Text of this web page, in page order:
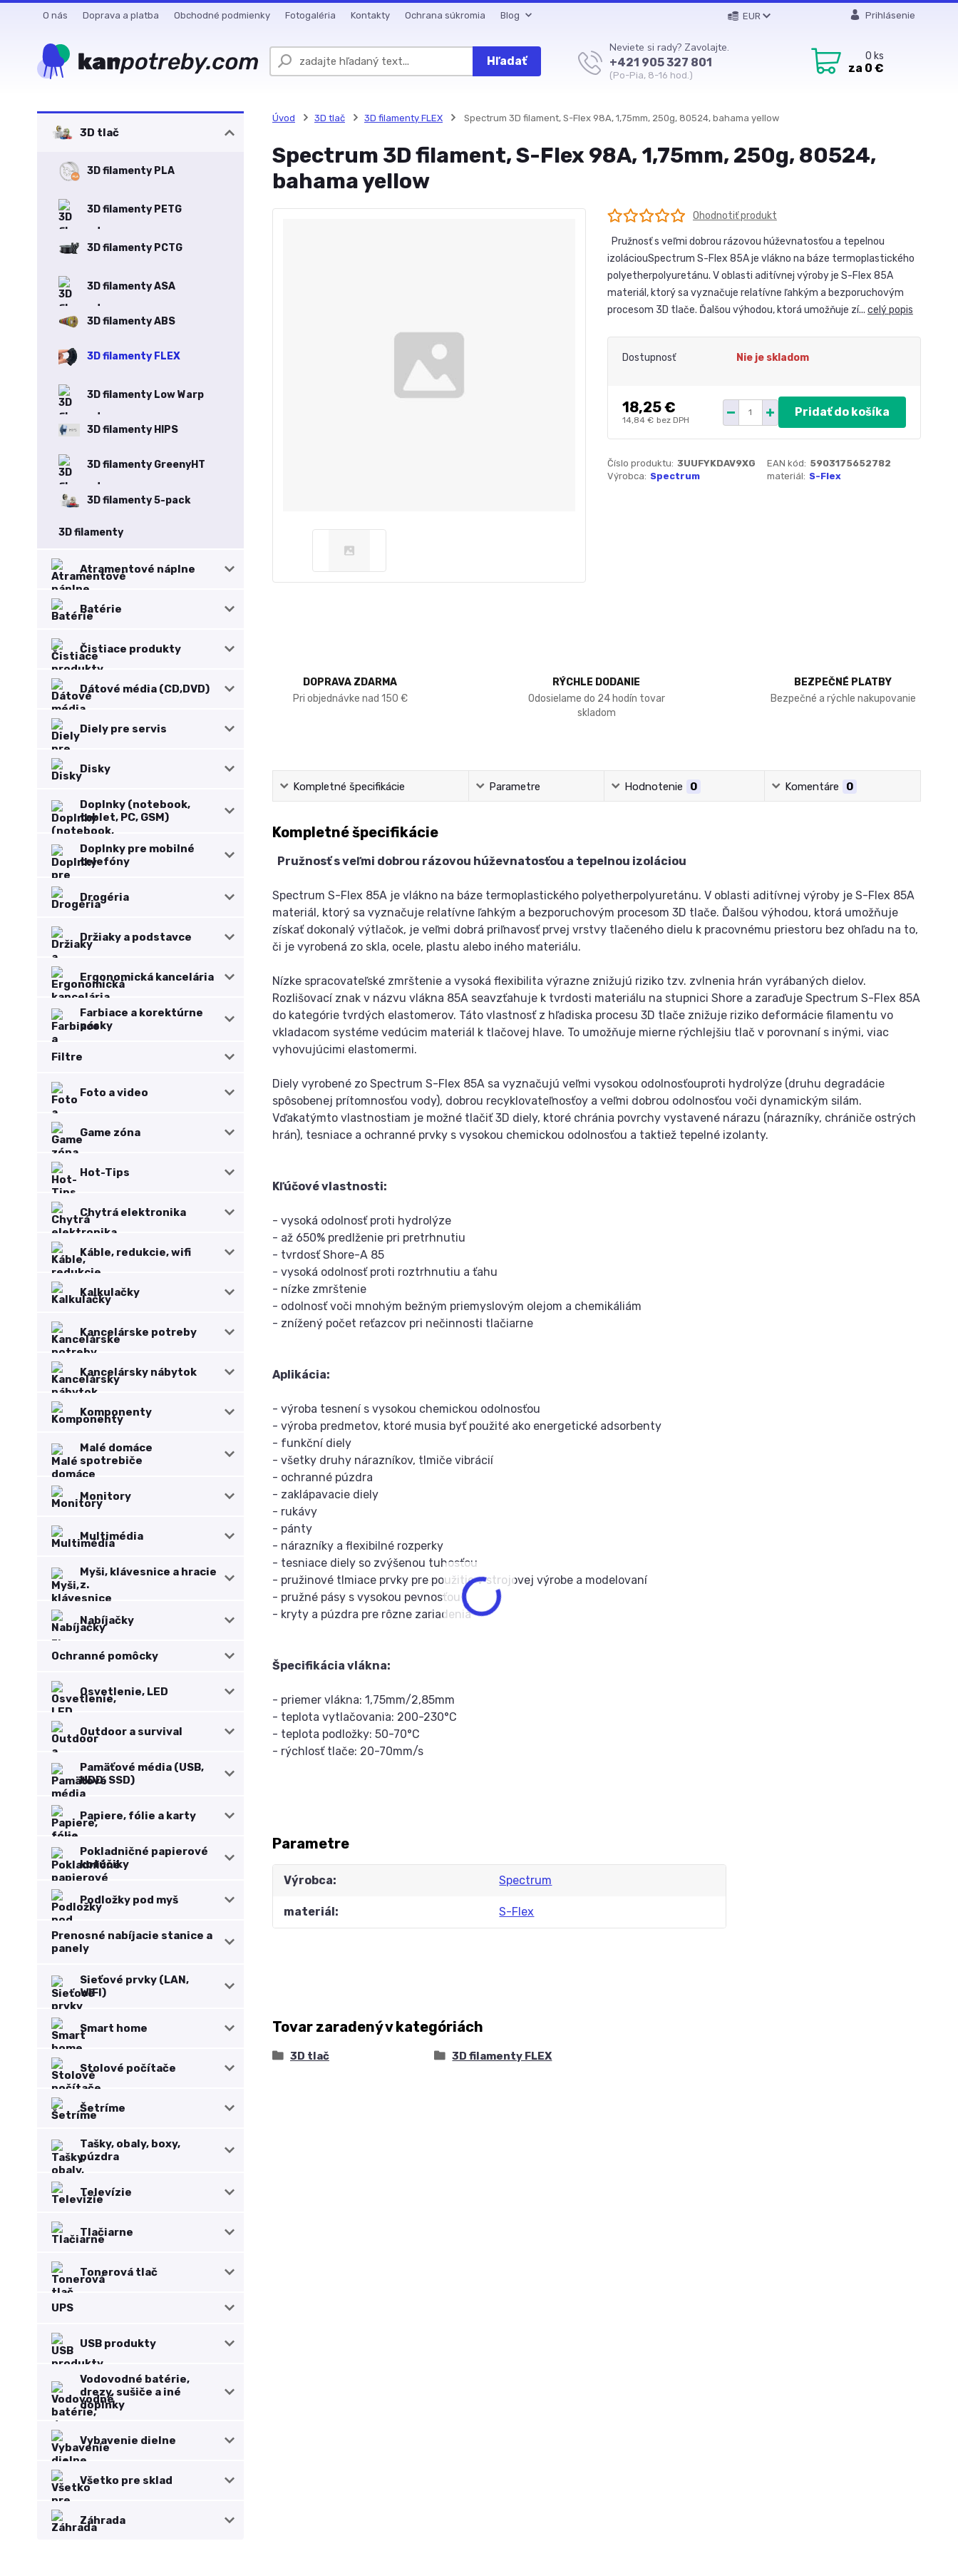
O nás Doprava a platba Obchodné podmienky Fotogaléria Kontakty Ochrana súkromia Blog EUR Prihlásenie
Hľadať
Neviete si rady? Zavolajte.
+421 905 327 801
(Po-Pia, 8-16 hod.)
0 ks
za 0 €
3D tlač
3D filamenty PLA
3D filamenty PETG
3D filamenty PCTG
3D filamenty ASA
3D filamenty ABS
3D filamenty FLEX
3D filamenty Low Warp
3D filamenty HIPS
3D filamenty GreenyHT
3D filamenty 5-pack
3D filamenty
Atramentové náplne
Batérie
Čistiace produkty
Dátové média (CD,DVD)
Diely pre servis
Disky
Doplnky (notebook,
tablet, PC, GSM)
Doplnky pre mobilné
telefóny
Drogéria
Držiaky a podstavce
Ergonomická kancelária
Farbiace a korektúrne
pásky
Filtre
Foto a video
Game zóna
Hot-Tips
Chytrá elektronika
Káble, redukcie, wifi
Kalkulačky
Kancelárske potreby
Kancelársky nábytok
Komponenty
Malé domáce
spotrebiče
Monitory
Multimédia
Myši, klávesnice a hracie
z.
Nabíjačky
Ochranné pomôcky
Osvetlenie, LED
Outdoor a survival
Pamäťové média (USB,
HDD, SSD)
Papiere, fólie a karty
Pokladničné papierové
kotúčiky
Podložky pod myš
Prenosné nabíjacie stanice a
panely
Sieťové prvky (LAN,
WIFI)
Smart home
Stolové počítače
Šetríme
Tašky, obaly, boxy,
púzdra
Televízie
Tlačiarne
Tonerová tlač
UPS
USB produkty
Vodovodné batérie,
drezy, sušiče a iné
doplnky
Vybavenie dielne
Všetko pre sklad
Záhrada
Úvod 3D tlač 3D filamenty FLEX Spectrum 3D filament, S-Flex 98A, 1,75mm, 250g, 80524, bahama yellow
Spectrum 3D filament, S-Flex 98A, 1,75mm, 250g, 80524,
bahama yellow
Ohodnotiť produkt
Pružnosť s veľmi dobrou rázovou húževnatosťou a tepelnou
izoláciouSpectrum S-Flex 85A je vlákno na báze termoplastického
polyetherpolyuretánu. V oblasti aditívnej výroby je S-Flex 85A
materiál, ktorý sa vyznačuje relatívne ľahkým a bezporuchovým
procesom 3D tlače. Ďalšou výhodou, ktorá umožňuje zí... celý popis
Dostupnosť Nie je skladom
18,25 €
14,84 € bez DPH
Pridať do košíka
Číslo produktu: 3UUFYKDAV9XG EAN kód: 5903175652782
Výrobca: Spectrum materiál: S-Flex
DOPRAVA ZDARMA
Pri objednávke nad 150 €
RÝCHLE DODANIE
Odosielame do 24 hodín tovar
skladom
BEZPEČNÉ PLATBY
Bezpečné a rýchle nakupovanie
Kompletné špecifikácie Parametre Hodnotenie 0 Komentáre 0
Kompletné špecifikácie
Pružnosť s veľmi dobrou rázovou húževnatosťou a tepelnou izoláciou
Spectrum S-Flex 85A je vlákno na báze termoplastického polyetherpolyuretánu. V oblasti aditívnej výroby je S-Flex 85A
materiál, ktorý sa vyznačuje relatívne ľahkým a bezporuchovým procesom 3D tlače. Ďalšou výhodou, ktorá umožňuje
získať dokonalý výtlačok, je veľmi dobrá priľnavosť prvej vrstvy tlačeného dielu k pracovnému priestoru bez ohľadu na to,
či je vyrobená zo skla, ocele, plastu alebo iného materiálu.
Nízke spracovateľské zmrštenie a vysoká flexibilita výrazne znižujú riziko tzv. zvlnenia hrán vyrábaných dielov.
Rozlišovací znak v názvu vlákna 85A seavzťahuje k tvrdosti materiálu na stupnici Shore a zaraďuje Spectrum S-Flex 85A
do kategórie tvrdých elastomerov. Táto vlastnosť z hľadiska procesu 3D tlače znižuje riziko deformácie filamentu vo
vkladacom systéme vedúcim materiál k tlačovej hlave. To umožňuje mierne rýchlejšiu tlač v porovnaní s inými, viac
vyhovujúcimi elastomermi.
Diely vyrobené zo Spectrum S-Flex 85A sa vyznačujú veľmi vysokou odolnosťouproti hydrolýze (druhu degradácie
spôsobenej prítomnosťou vody), dobrou recyklovateľnosťoy a veľmi dobrou odolnosťou voči dynamickým silám.
Vďakatýmto vlastnostiam je možné tlačiť 3D diely, ktoré chránia povrchy vystavené nárazu (nárazníky, chrániče ostrých
hrán), tesniace a ochranné prvky s vysokou chemickou odolnosťou a taktiež tepelné izolanty.
Kľúčové vlastnosti:
- vysoká odolnosť proti hydrolýze
- až 650% predlženie pri pretrhnutiu
- tvrdosť Shore-A 85
- vysoká odolnosť proti roztrhnutiu a ťahu
- nízke zmrštenie
- odolnosť voči mnohým bežným priemyslovým olejom a chemikáliám
- znížený počet reťazcov pri nečinnosti tlačiarne
Aplikácia:
- výroba tesnení s vysokou chemickou odolnosťou
- výroba predmetov, ktoré musia byť použité ako energetické adsorbenty
- funkční diely
- všetky druhy nárazníkov, tlmiče vibrácií
- ochranné púzdra
- zaklápavacie diely
- rukávy
- pánty
- nárazníky a flexibilné rozperky
- tesniace diely so zvýšenou tuhosťou
- pružinové tlmiace prvky pre použitie v strojovej výrobe a modelovaní
- pružné pásy s vysokou pevnosťou
- kryty a púzdra pre rôzne zariadenia
Špecifikácia vlákna:
- priemer vlákna: 1,75mm/2,85mm
- teplota vytlačovania: 200-230°C
- teplota podložky: 50-70°C
- rýchlosť tlače: 20-70mm/s
Parametre
Výrobca Spectrum
materiál S-Flex
Tovar zaradený v kategóriách
3D tlač 3D filamenty FLEX